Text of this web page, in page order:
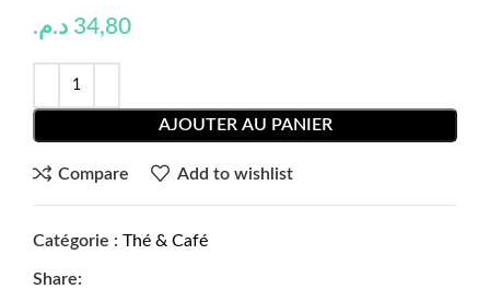
34,80 د.م.
AJOUTER AU PANIER
Compare Add to wishlist
Catégorie : Thé & Café
Share: